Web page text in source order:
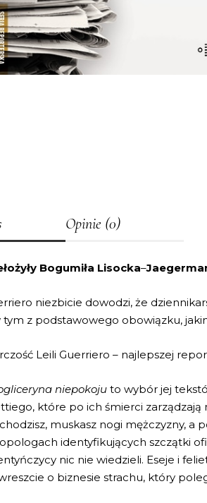
Opinie (0)
Bogumiła Lisocka–
niezbicie dowodzi, że
tym z podstawowego obowiązku,
Leili Guerriero – najlepszej
niepokoju to wybór jej
które po ich śmierci zarządzają
muskasz nogi mężczyzny, a
identyfikujących szczątki
nic nie wiedzieli. Eseje i
o biznesie strachu, który